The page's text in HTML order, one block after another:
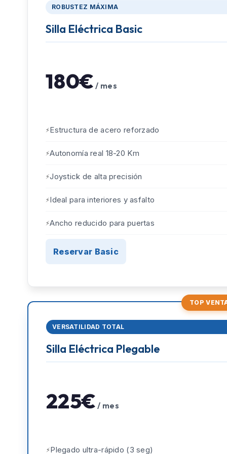
ROBUSTEZ MÁXIMA
Silla Eléctrica Basic
180€ / mes
Estructura de acero reforzado
Autonomía real 18-20 Km
Joystick de alta precisión
Ideal para interiores y asfalto
Ancho reducido para puertas
Reservar Basic
TOP
VERSATILIDAD TOTAL
Silla Eléctrica Plegable
225€ / mes
Plegado ultra-rápido (3 seg)